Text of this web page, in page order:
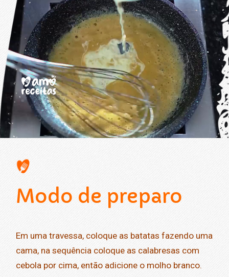
Modo de preparo
Em uma travessa, coloque as batatas fazendo uma
cama, na sequência coloque as calabresas com
cebola por cima, então adicione o molho branco.